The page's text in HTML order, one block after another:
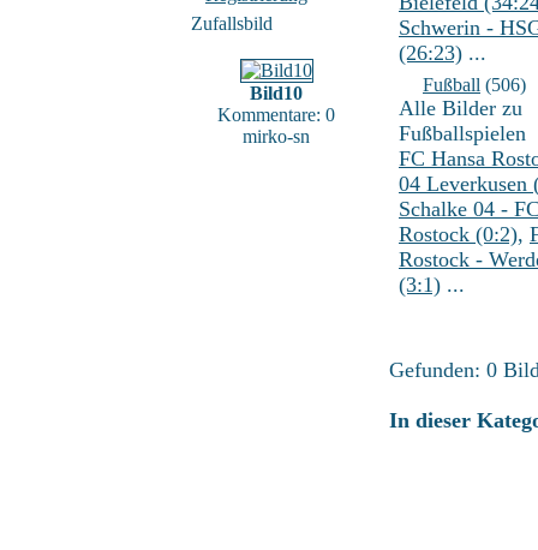
Zufallsbild
Bild10
Kommentare: 0
mirko-sn
Schwerin -
(26:23) ...
Fußball (506)
Alle Bilder zu
Fußballspielen
FC Hansa
04 Leverkusen
Schalke 04 -
Rostock (0:2),
Rostock -
(3:1) ...
Gefunden: 0
In dieser